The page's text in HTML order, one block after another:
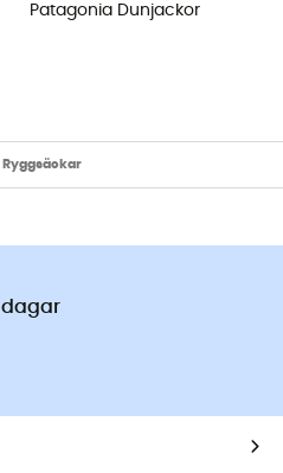
Patagonia Dunjackor
Ryggsäckar
dagar